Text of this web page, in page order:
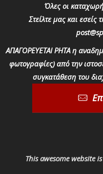
Όλες οι
Στείλτε μας και
ΑΠΑΓΟΡΕΥΕΤΑΙ ΡΗΤΑ η
φωτογραφίες) από την
συγκατάθεση του
This awesome website